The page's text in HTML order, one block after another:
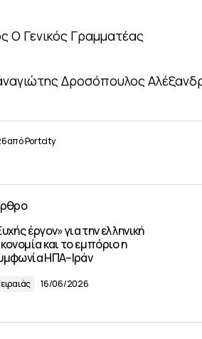
Ο Γενικός Γραμματέας
Δροσόπουλος
απόPortcity
έργον» για την ελληνική
και το εμπόριο η
ΗΠΑ–Ιράν
16/06/2026